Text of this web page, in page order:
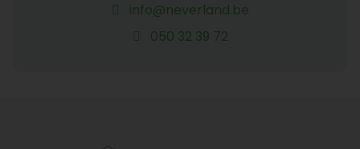
info@neverland.be
050 32 39 72